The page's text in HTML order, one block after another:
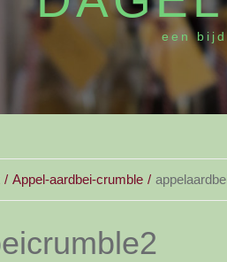
een
Appel-aardbei-crumble